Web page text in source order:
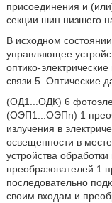
присоединения и
секции шин низшего
В исходном
управляющее
оптико-
связи 5. Оптические
(ОД1...OДК) 6
(ОЭП1...OЭПn) 1
излучения в
освещенности в
устройства
преобразователей 1
последовательно
своим входам и